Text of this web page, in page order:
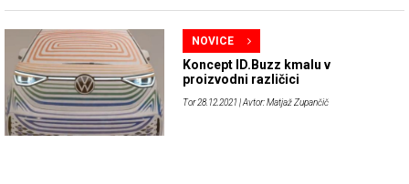
NOVICE
Koncept ID.Buzz kmalu v
proizvodni različici
Tor 28.12.2021 | Avtor: Matjaž Zupančič